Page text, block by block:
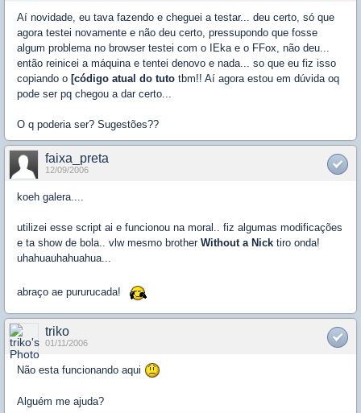
Aí novidade, eu tava fazendo e cheguei a testar... deu certo, só que
agora testei novamente e não deu certo, pressupondo que fosse
algum problema no browser testei com o IEka e o FFox, não deu...
então reinicei a máquina e tentei denovo e nada... so que eu fiz isso
copiando o [código atual do tuto tbm!! Aí agora estou em dúvida oq
pode ser pq chegou a dar certo...
O q poderia ser? Sugestões??
faixa_preta
12/09/2006
koeh galera....
utilizei esse script ai e funcionou na moral.. fiz algumas modificações
e ta show de bola.. vlw mesmo brother Without a Nick tiro onda!
uhahuauhahuahua...
abraço ae pururucada!
triko
01/11/2006
Não esta funcionando aqui
Alguém me ajuda?